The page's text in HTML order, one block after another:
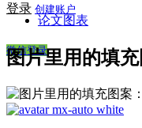
登录 创建账户
微信登录
论文图表
图片里用的填